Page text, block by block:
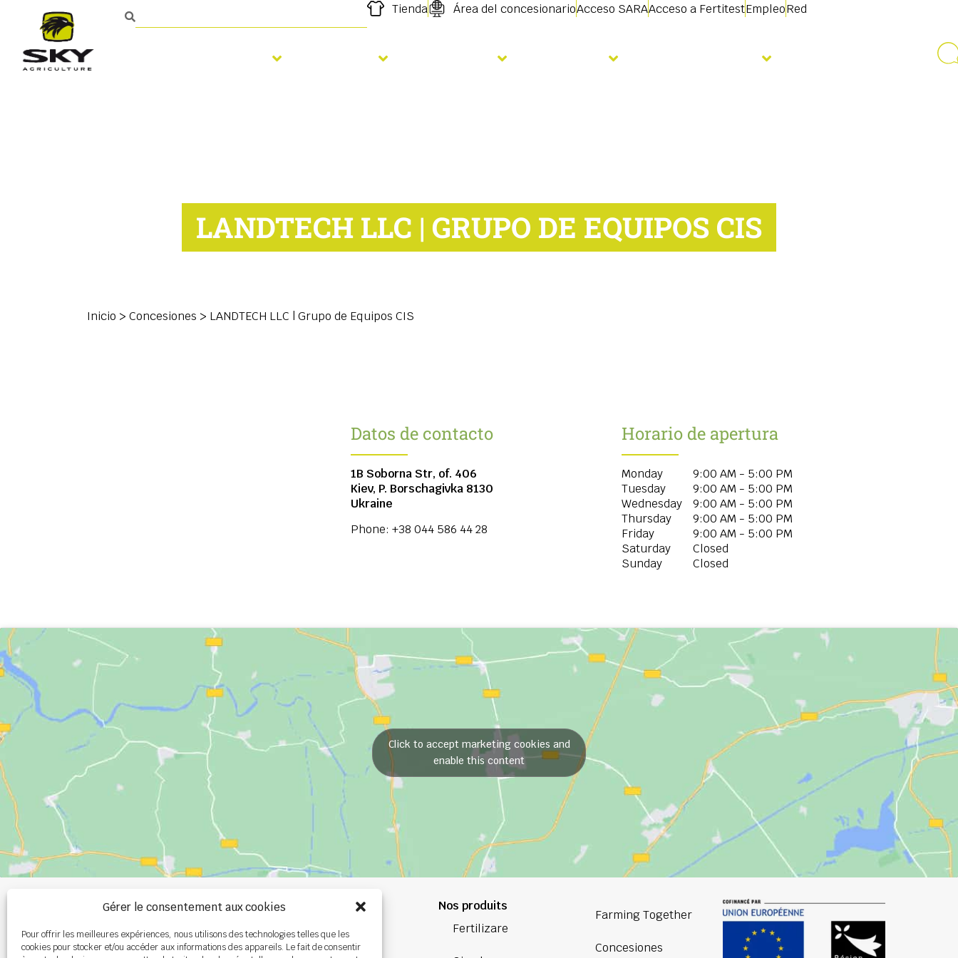
Gérer le consentement aux cookies
Pour offrir les meilleures expériences, nous utilisons des technologies telles que les
cookies pour stocker et/ou accéder aux informations des appareils. Le fait de consentir
Tienda Área del concesionarioAcceso SARAAcceso a FertitestEmpleoRed
LANDTECH LLC | GRUPO DE EQUIPOS CIS
Inicio > Concesiones > LANDTECH LLC | Grupo de Equipos CIS
Datos de contacto
1B Soborna Str, of. 406
Kiev, P. Borschagivka 8130
Ukraine
Phone: +38 044 586 44 28
Horario de apertura
Monday
9:00 AM - 5:00 PM
Tuesday
9:00 AM - 5:00 PM
Wednesday
9:00 AM - 5:00 PM
Thursday
9:00 AM - 5:00 PM
Friday
9:00 AM - 5:00 PM
Saturday
Closed
Sunday
Closed
Click to accept marketing cookies and
enable this content
+33 (0)2 99 00 84 84
info@burel-group.com
Nos produits
Fertilizare
Farming Together
Concesiones